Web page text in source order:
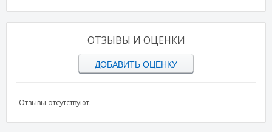
ОТЗЫВЫ И ОЦЕНКИ
ДОБАВИТЬ ОЦЕНКУ
Отзывы отсутствуют.